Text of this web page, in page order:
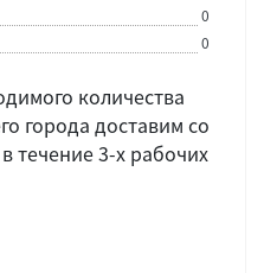
0
0
количества
города доставим со
течение 3-х рабочих